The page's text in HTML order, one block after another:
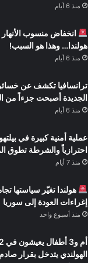
منذ 6 أيام
انخفاض منسوب
هولندا… وهذا هو السبب!
منذ 6 أيام
ترانسافيا تكشف عن
الجديدة أصبحت جزءاً من
منذ 6 أيام
عملية أمنية كبيرة في
احترازياً والشرطة تطوق
منذ 7 أيام
هولندا تغيّر سياستها
إغراءات العودة إلى سوريا
منذ أسبوع واحد
الهولندي يتدخل بقرار